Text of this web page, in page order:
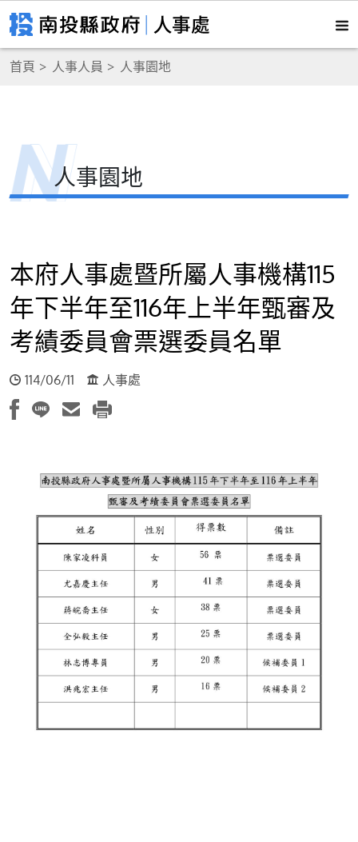
首頁 人事人員 人事園地
人事園地
本府人事處暨所屬人事機構115
年下半年至116年上半年甄審及
考績委員會票選委員名單
114/06/11 人事處